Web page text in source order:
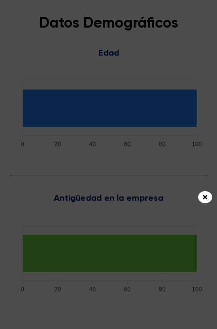
Datos Demográficos
Edad
100
80
60
40
20
0
Antigüedad en la empresa
100
80
60
40
20
0